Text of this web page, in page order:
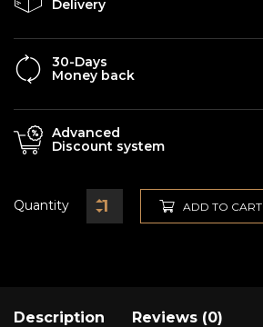
Delivery
30-Days
Money back
Advanced
Discount system
Quantity ADD TO CART
Description Reviews (0)